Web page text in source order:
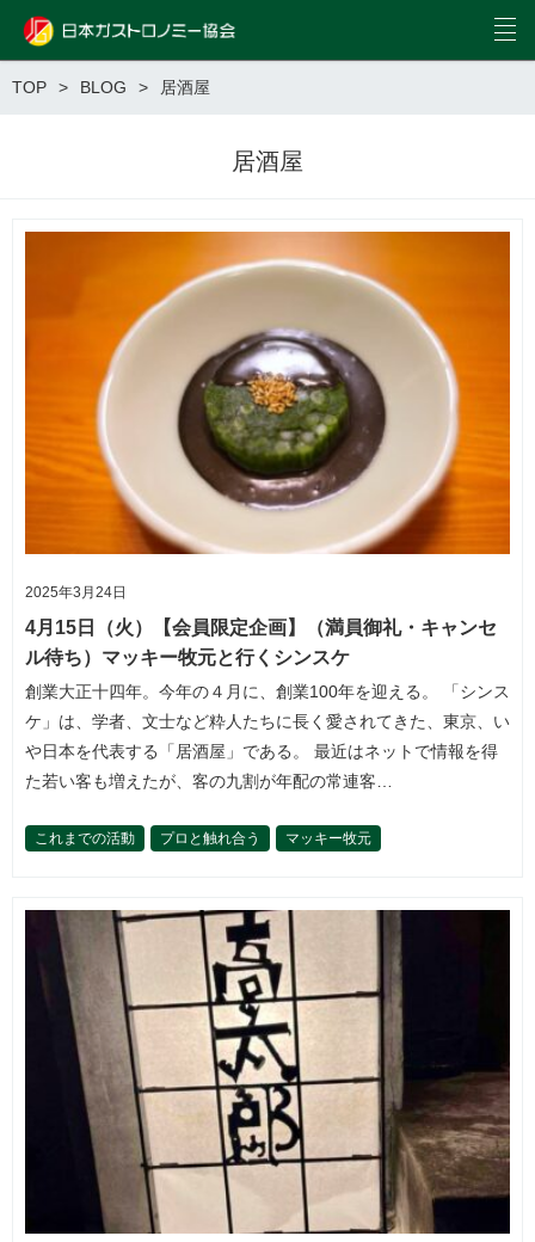
TOP BLOG 居酒屋
居酒屋
2025年3月24日
4月15日（火）【会員限定企画】（満員御礼・キャンセ
ル待ち）マッキー牧元と行くシンスケ
創業大正十四年。今年の４月に、創業100年を迎える。 「シンス
ケ」は、学者、文士など粋人たちに長く愛されてきた、東京、い
や日本を代表する「居酒屋」である。 最近はネットで情報を得
た若い客も増えたが、客の九割が年配の常連客…
これまでの活動 プロと触れ合う マッキー牧元